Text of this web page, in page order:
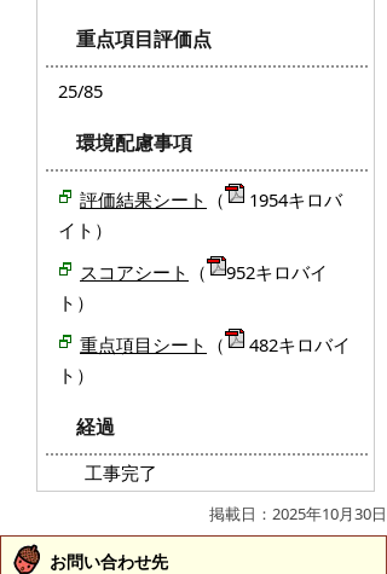
重点項目評価点
25/85
環境配慮事項
評価結果シート （
1954キロバ
イト）
スコアシート （
952キロバイ
ト）
重点項目シート （
482キロバイ
ト）
経過
工事完了
掲載日：2025年10月30日
お問い合わせ先